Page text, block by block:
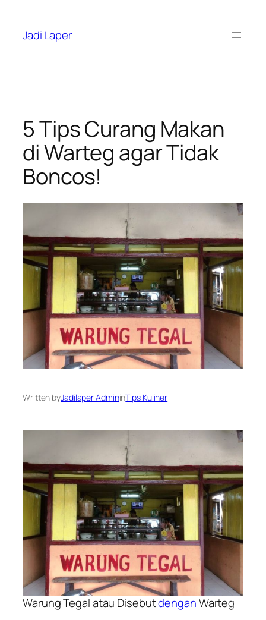
content
Jadi Laper
5 Tips Curang Makan
di Warteg agar Tidak
Boncos!
Written byJadilaper AdmininTips Kuliner
Warung Tegal atau DisebutdenganWarteg